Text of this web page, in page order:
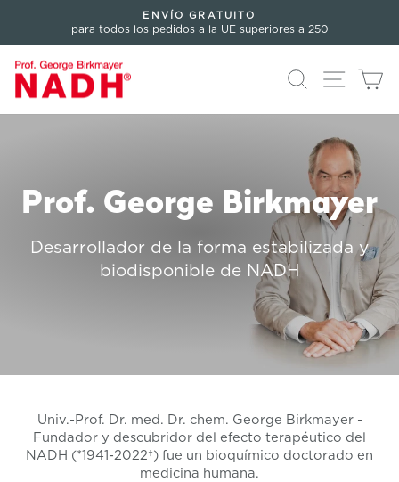
contenido
Pausar
ENVÍO GRATUITO
para todos los pedidos a la UE superiores a 250
Buscar en
Prof. George Birkmayer
Desarrollador de la forma estabilizada y
biodisponible de NADH
Univ.-Prof. Dr. med. Dr. chem. George Birkmayer -
Fundador y descubridor del efecto terapéutico del
NADH (*1941-2022†) fue un bioquímico doctorado en
medicina humana.